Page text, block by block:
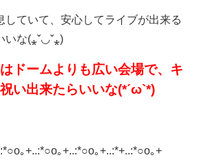
していて、安心してライブが出来る
いな(⁎ˇ◡ˇ⁎)
ドームよりも広い会場で、キ
い出来たらいいな(*ˊω`*)
｡+..:*○o｡+..:*○o｡+..:*+..:*○o｡+